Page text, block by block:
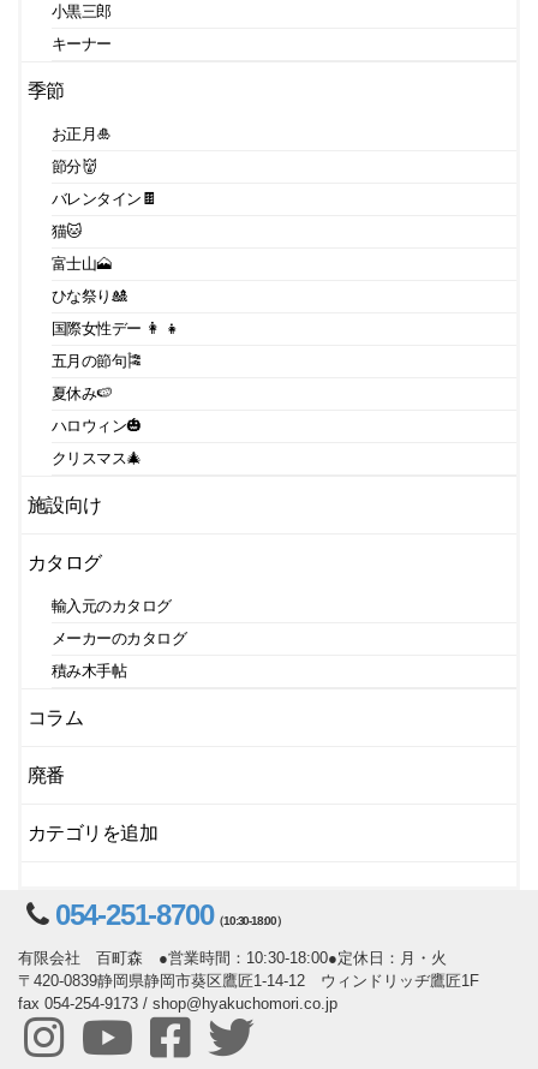
小黒三郎
キーナー
季節
お正月🎍
節分👹
バレンタイン🍫
猫🐱
富士山🗻
ひな祭り🎎
国際女性デー 👩 👧
五月の節句🎏
夏休み🍉
ハロウィン🎃
クリスマス🎄
施設向け
カタログ
輸入元のカタログ
メーカーのカタログ
積み木手帖
コラム
廃番
カテゴリを追加
054-251-8700（10:30-18:00）
有限会社 百町森 ●営業時間：10:30-18:00●定休日：月・火
〒420-0839静岡県静岡市葵区鷹匠1-14-12 ウィンドリッヂ鷹匠1F
fax 054-254-9173 / shop@hyakuchomori.co.jp